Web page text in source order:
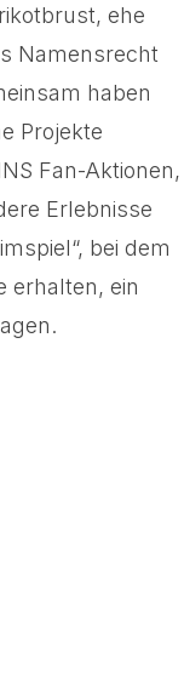
ehe
Namensrecht
haben
Projekte
Fan-Aktionen,
Erlebnisse
bei dem
erhalten, ein